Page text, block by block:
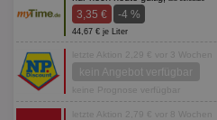
3,35 € -4 %
44,67 € je Liter
letzte Aktion 2,29 € vor 3 Wochen
kein Angebot verfügbar
keine Prognose verfügbar
letzte Aktion 2,79 € vor 8 Wochen